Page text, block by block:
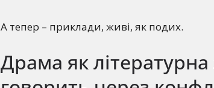
А тепер – приклади, живі, як подих.
Драма як